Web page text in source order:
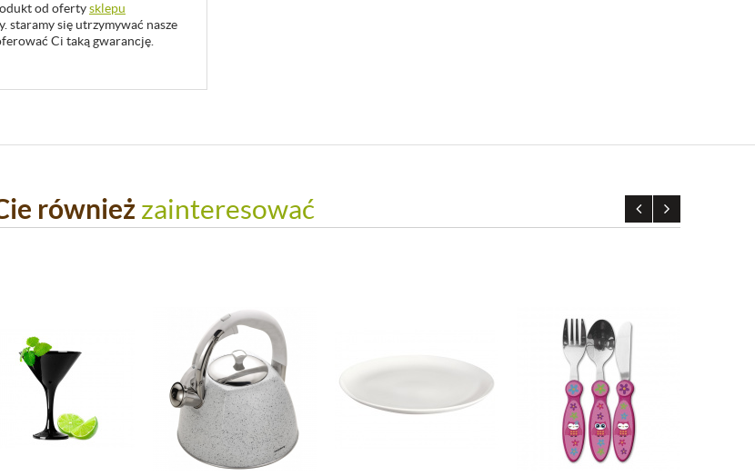
od ofertysklepu
staramy się utrzymywać nasze
Ci taką gwarancję.
również zainteresować